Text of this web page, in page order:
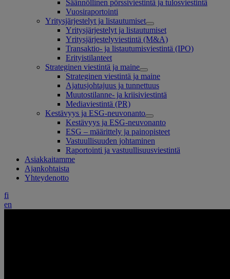
Säännöllinen pörssiviestintä ja tulosviestintä
Vuosiraportointi
Yritysjärjestelyt ja listautumiset
Yritysjärjestelyt ja listautumiset
Yritysjärjestelyviestintä (M&A)
Transaktio- ja listautumisviestintä (IPO)
Erityistilanteet
Strateginen viestintä ja maine
Strateginen viestintä ja maine
Ajatusjohtajuus ja tunnettuus
Muutostilanne- ja kriisiviestintä
Mediaviestintä (PR)
Kestävyys ja ESG-neuvonanto
Kestävyys ja ESG-neuvonanto
ESG – määrittely ja painopisteet
Vastuullisuuden johtaminen
Raportointi ja vastuullisuusviestintä
Asiakkaitamme
Ajankohtaista
Yhteydenotto
fi
en